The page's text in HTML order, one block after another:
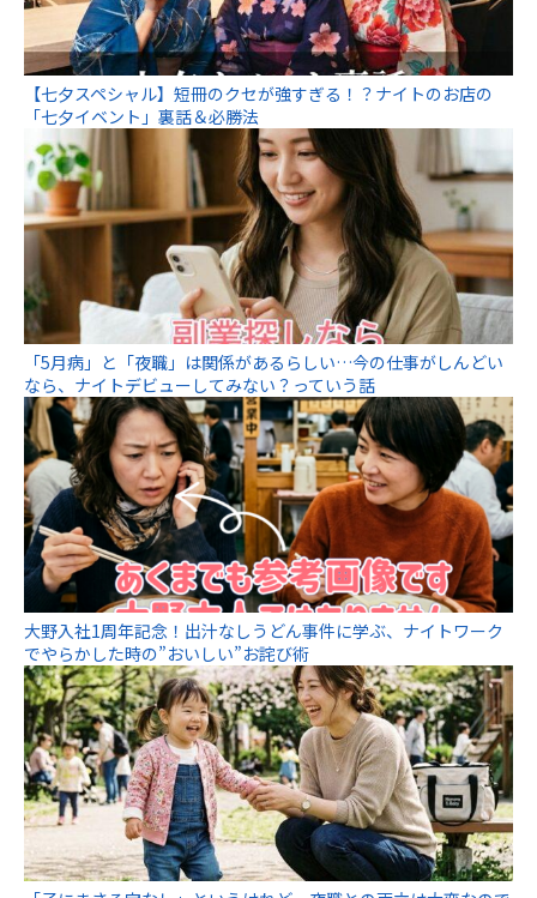
【七夕スペシャル】短冊のクセが強すぎる！？ナイトのお店の
「七夕イベント」裏話＆必勝法
「5月病」と「夜職」は関係があるらしい…今の仕事がしんどい
なら、ナイトデビューしてみない？っていう話
大野入社1周年記念！出汁なしうどん事件に学ぶ、ナイトワーク
でやらかした時の”おいしい”お詫び術